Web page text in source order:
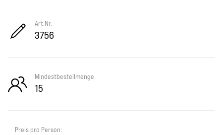
Art.Nr.
3756
Mindestbestellmenge
15
Preis pro Person: